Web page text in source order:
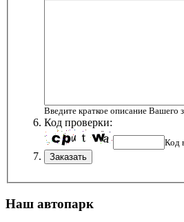
Введите краткое описание Вашего
Код проверки:
Код
Наш автопарк